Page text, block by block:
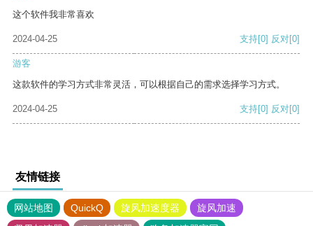
这个软件我非常喜欢
2024-04-25 支持[0] 反对[0]
游客
这款软件的学习方式非常灵活，可以根据自己的需求选择学习方式。
2024-04-25 支持[0] 反对[0]
友情链接
网站地图 QuickQ 旋风加速度器
旋风加速